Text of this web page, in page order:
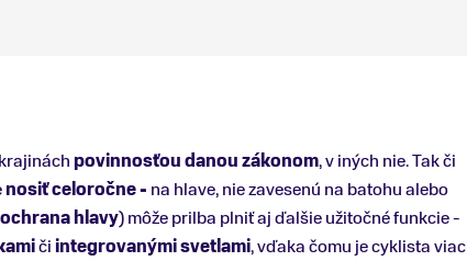
povinnosťou danou zákonom, v iných nie. Tak či
nosiť celoročne - na hlave, nie zavesenú na batohu alebo
ochrana hlavy) môže prilba plniť aj ďalšie užitočné funkcie -
čiintegrovanými svetlami, vďaka čomu je cyklista viac